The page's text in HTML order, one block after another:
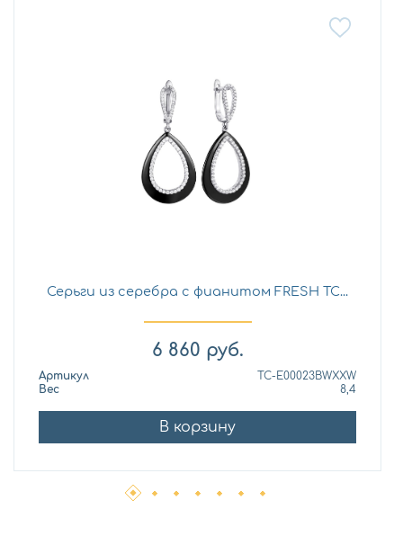
Серьги из серебра с фианитом FRESH TC...
6 860 руб.
Артикул
TC-E00023BWXXW
Вес
8,4
В корзину